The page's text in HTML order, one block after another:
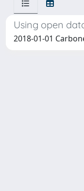
Using open
2018-01-01